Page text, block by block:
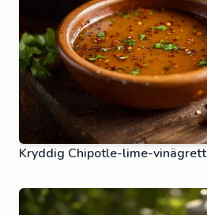
Kryddig Chipotle-lime-vinägrett